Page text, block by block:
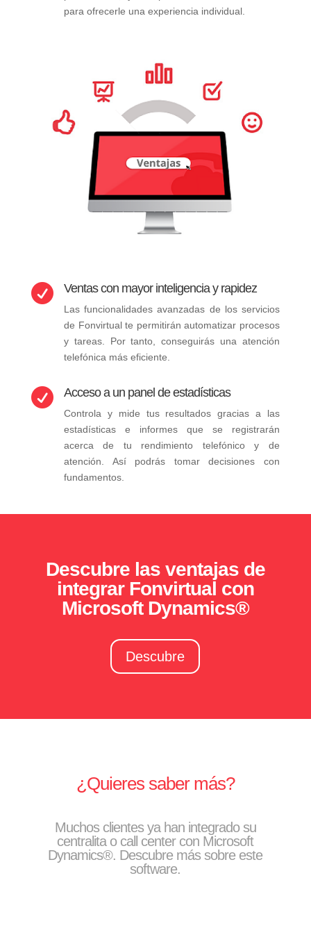
para ofrecerle una experiencia individual.
 Ventas con mayor inteligencia y rapidez
Las funcionalidades avanzadas de los servicios
de Fonvirtual te permitirán automatizar procesos
y tareas. Por tanto, conseguirás una atención
telefónica más eficiente.
 Acceso a un panel de estadísticas
Controla y mide tus resultados gracias a las
estadísticas e informes que se registrarán
acerca de tu rendimiento telefónico y de
atención. Así podrás tomar decisiones con
fundamentos.
Descubre las ventajas de
integrar Fonvirtual con
Microsoft Dynamics®
Descubre
¿Quieres saber más?
Muchos clientes ya han integrado su
centralita o call center con Microsoft
Dynamics®. Descubre más sobre este
software.